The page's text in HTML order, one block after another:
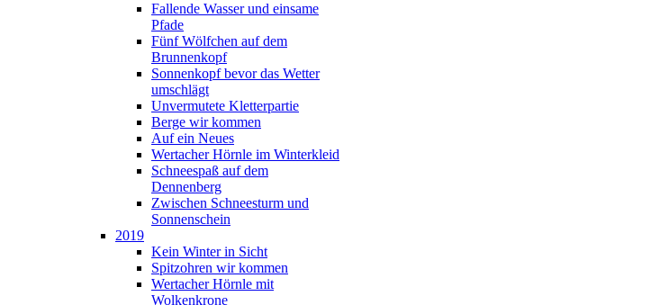
Fallende Wasser und einsame
Pfade
Fünf Wölfchen auf dem
Brunnenkopf
Sonnenkopf bevor das Wetter
umschlägt
Unvermutete Kletterpartie
Berge wir kommen
Auf ein Neues
Wertacher Hörnle im Winterkleid
Schneespaß auf dem
Dennenberg
Zwischen Schneesturm und
Sonnenschein
2019
Kein Winter in Sicht
Spitzohren wir kommen
Wertacher Hörnle mit
Wolkenkrone